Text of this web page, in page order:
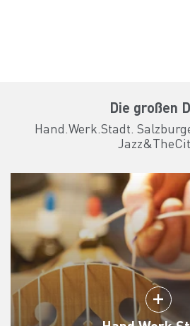
Die großen
Hand.Werk.Stadt.